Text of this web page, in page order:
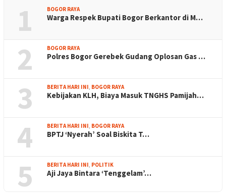
1 BOGOR RAYA
Warga Respek Bupati Bogor Berkantor di M…
2 BOGOR RAYA
Polres Bogor Gerebek Gudang Oplosan Gas …
3 BERITA HARI INI BOGOR RAYA
Kebijakan KLH, Biaya Masuk TNGHS Pamijah…
4 BERITA HARI INI BOGOR RAYA
BPTJ ‘Nyerah’ Soal Biskita T…
5 BERITA HARI INI POLITIK
Aji Jaya Bintara ‘Tenggelam’…